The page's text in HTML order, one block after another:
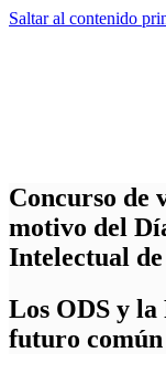
Saltar al contenido
Concurso de
motivo del
Intelectual de
Los ODS y
futuro común